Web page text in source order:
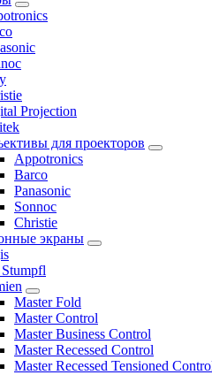
Projection
для проекторов
Appotronics
Barco
Panasonic
Sonnoc
Сhristie
экраны
Master Fold
Master Control
Master Business Control
Master Recessed Control
Master Recessed Tensioned